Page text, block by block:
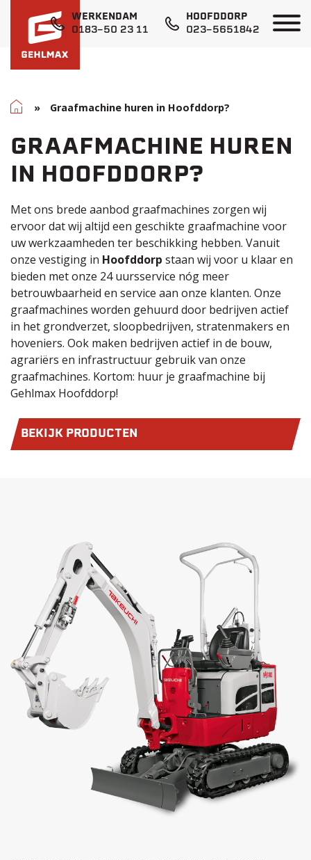
WERKENDAM
0183-50 23 11
HOOFDDORP
023-5651842
Home
» Graafmachine huren in Hoofddorp?
GRAAFMACHINE HUREN
IN HOOFDDORP?
Met ons brede aanbod graafmachines zorgen wij
ervoor dat wij altijd een geschikte graafmachine voor
uw werkzaamheden ter beschikking hebben. Vanuit
onze vestiging in Hoofddorp staan wij voor u klaar en
bieden met onze 24 uursservice nóg meer
betrouwbaarheid en service aan onze klanten. Onze
graafmachines worden gehuurd door bedrijven actief
in het grondverzet, sloopbedrijven, stratenmakers en
hoveniers. Ook maken bedrijven actief in de bouw,
agrariërs en infrastructuur gebruik van onze
graafmachines. Kortom: huur je graafmachine bij
Gehlmax Hoofddorp!
BEKIJK PRODUCTEN